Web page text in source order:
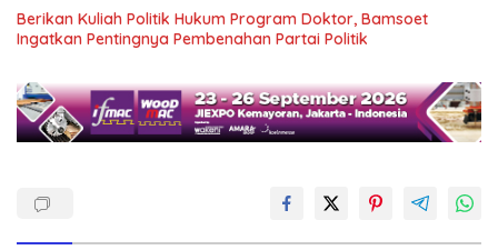
Berikan Kuliah Politik Hukum Program Doktor, Bamsoet
Ingatkan Pentingnya Pembenahan Partai Politik